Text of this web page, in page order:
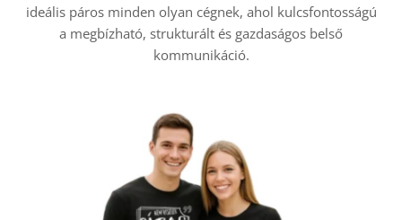
ideális páros minden olyan cégnek, ahol kulcsfontosságú
a megbízható, strukturált és gazdaságos belső
kommunikáció.